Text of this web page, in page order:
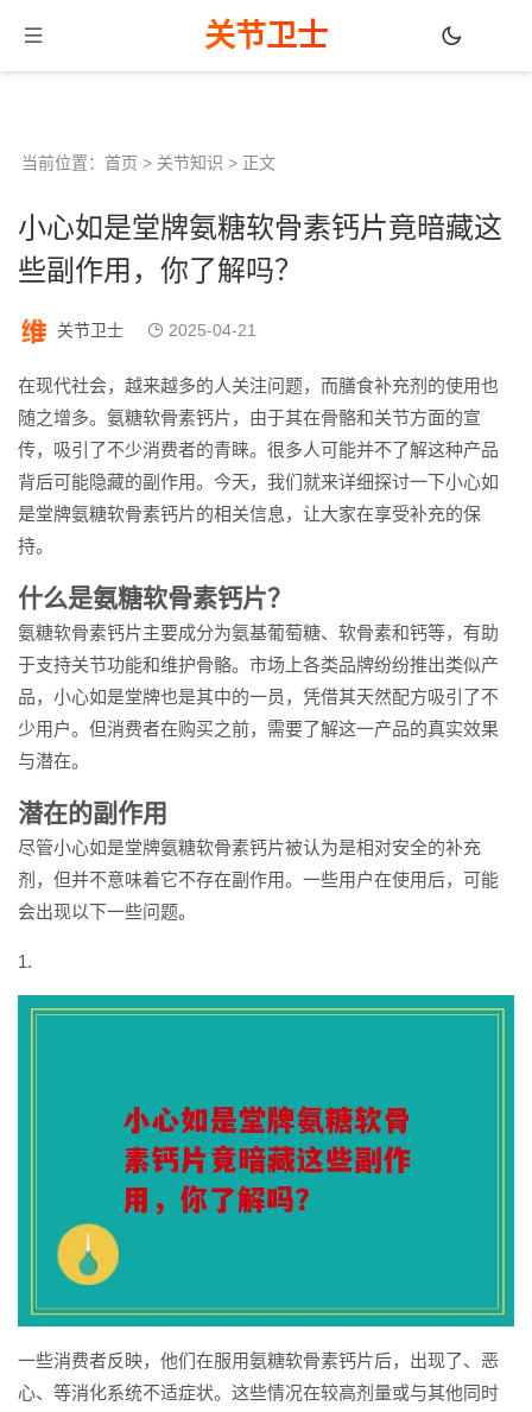
关节卫士
当前位置： 首页 > 关节知识 > 正文
小心如是堂牌氨糖软骨素钙片竟暗藏这
些副作用，你了解吗？
关节卫士 2025-04-21
在现代社会，越来越多的人关注问题，而膳食补充剂的使用也
随之增多。氨糖软骨素钙片，由于其在骨骼和关节方面的宣
传，吸引了不少消费者的青睐。很多人可能并不了解这种产品
背后可能隐藏的副作用。今天，我们就来详细探讨一下小心如
是堂牌氨糖软骨素钙片的相关信息，让大家在享受补充的保
持。
什么是氨糖软骨素钙片？
氨糖软骨素钙片主要成分为氨基葡萄糖、软骨素和钙等，有助
于支持关节功能和维护骨骼。市场上各类品牌纷纷推出类似产
品，小心如是堂牌也是其中的一员，凭借其天然配方吸引了不
少用户。但消费者在购买之前，需要了解这一产品的真实效果
与潜在。
潜在的副作用
尽管小心如是堂牌氨糖软骨素钙片被认为是相对安全的补充
剂，但并不意味着它不存在副作用。一些用户在使用后，可能
会出现以下一些问题。
1.
一些消费者反映，他们在服用氨糖软骨素钙片后，出现了、恶
心、等消化系统不适症状。这些情况在较高剂量或与其他同时